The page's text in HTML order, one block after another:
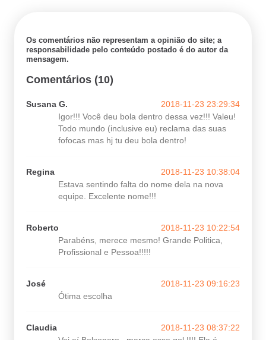
Os comentários não representam a opinião do site; a
responsabilidade pelo conteúdo postado é do autor da
mensagem.
Comentários (10)
Susana G.
2018-11-23 23:29:34
Igor!!! Você deu bola dentro dessa vez!!! Valeu!
Todo mundo (inclusive eu) reclama das suas
fofocas mas hj tu deu bola dentro!
Regina
2018-11-23 10:38:04
Estava sentindo falta do nome dela na nova
equipe. Excelente nome!!!
Roberto
2018-11-23 10:22:54
Parabéns, merece mesmo! Grande Politica,
Profissional e Pessoa!!!!!
José
2018-11-23 09:16:23
Ótima escolha
Claudia
2018-11-23 08:37:22